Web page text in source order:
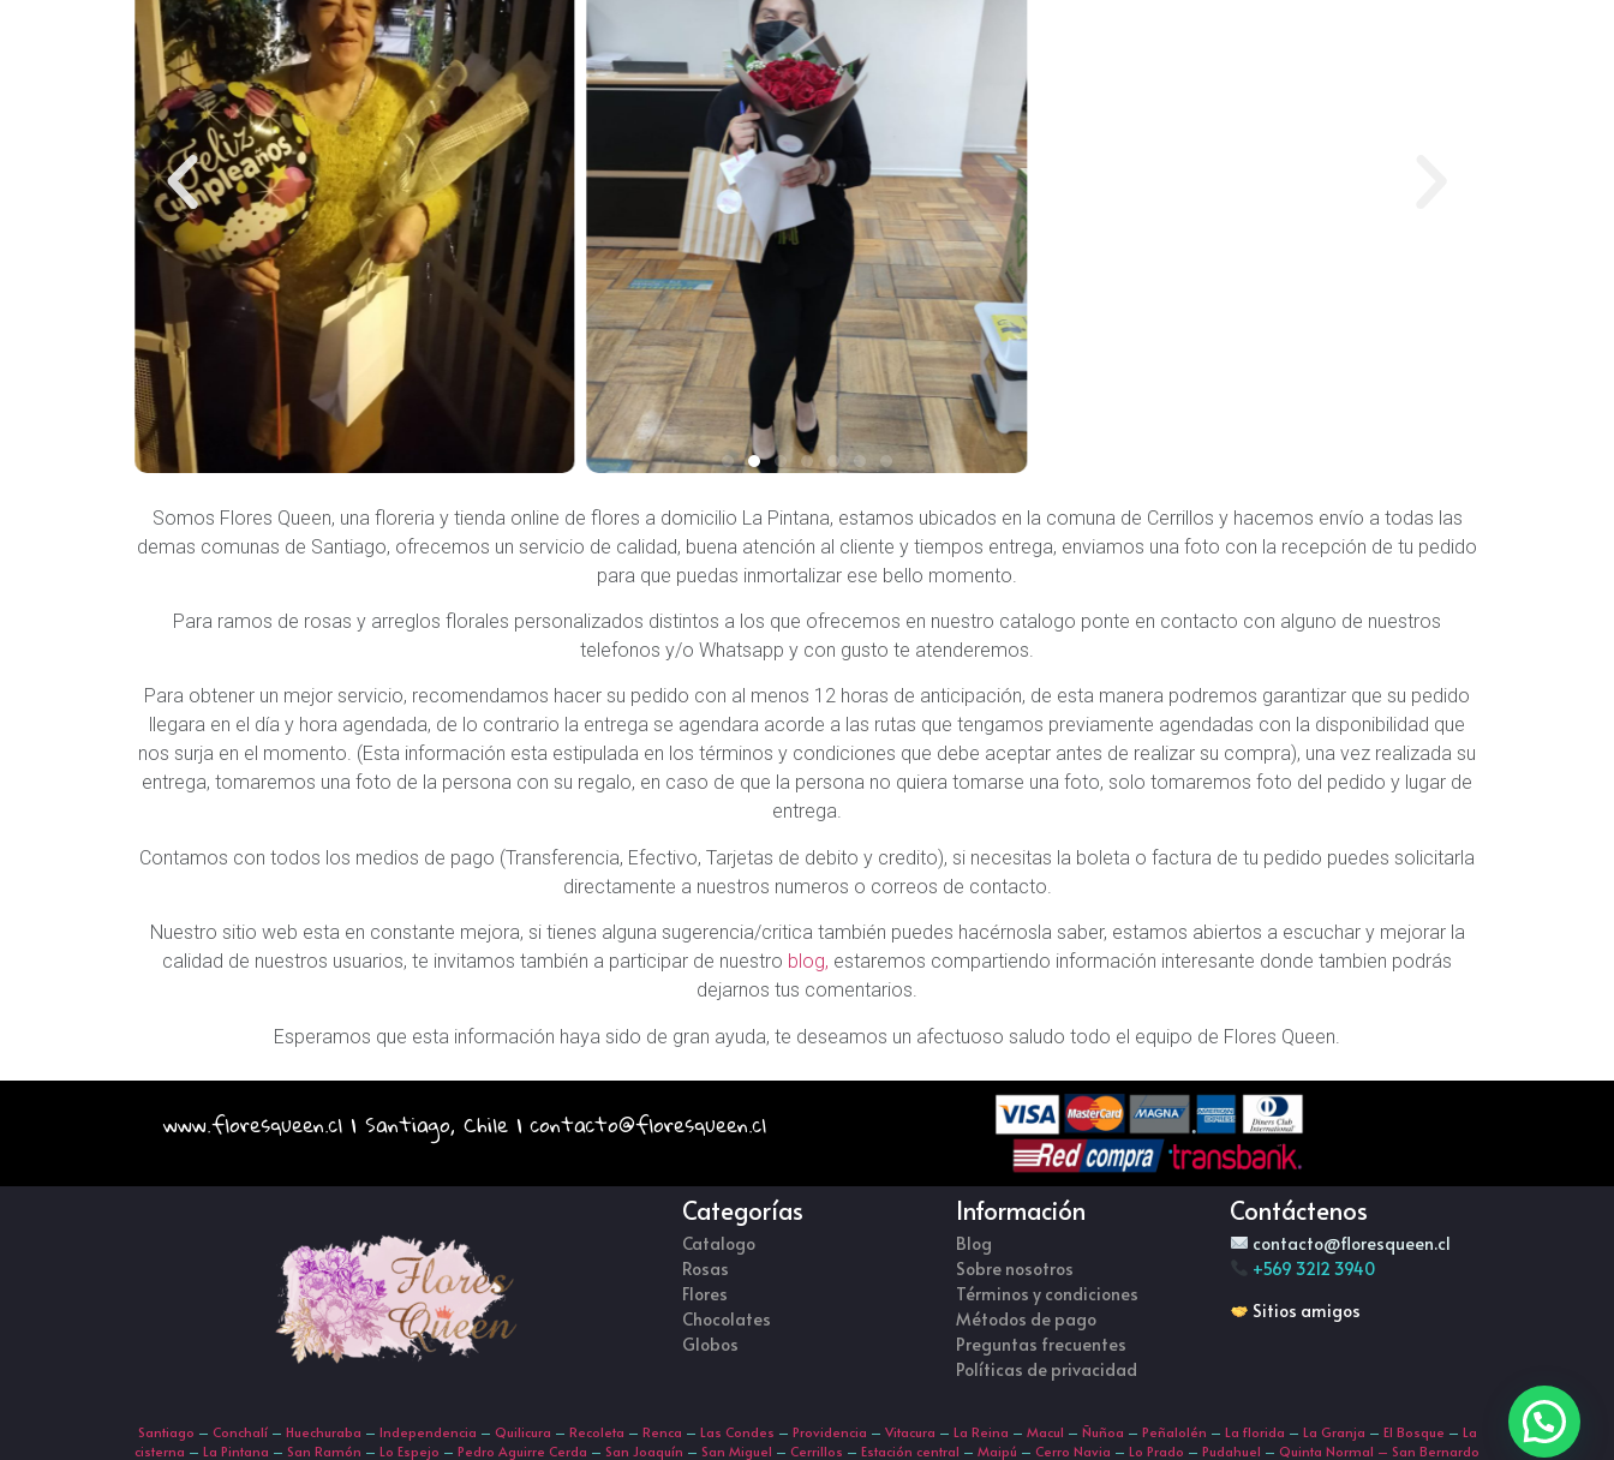
Somos Flores Queen, una floreria y tienda online de flores a domicilio La Pintana, estamos ubicados en la comuna de Cerrillos y hacemos envío a todas las
demas comunas de Santiago, ofrecemos un servicio de calidad, buena atención al cliente y tiempos entrega, enviamos una foto con la recepción de tu pedido
para que puedas inmortalizar ese bello momento.
Para ramos de rosas y arreglos florales personalizados distintos a los que ofrecemos en nuestro catalogo ponte en contacto con alguno de nuestros
telefonos y/o Whatsapp y con gusto te atenderemos.
Para obtener un mejor servicio, recomendamos hacer su pedido con al menos 12 horas de anticipación, de esta manera podremos garantizar que su pedido
llegara en el día y hora agendada, de lo contrario la entrega se agendara acorde a las rutas que tengamos previamente agendadas con la disponibilidad que
nos surja en el momento. (Esta información esta estipulada en los términos y condiciones que debe aceptar antes de realizar su compra), una vez realizada su
entrega, tomaremos una foto de la persona con su regalo, en caso de que la persona no quiera tomarse una foto, solo tomaremos foto del pedido y lugar de
entrega.
Contamos con todos los medios de pago (Transferencia, Efectivo, Tarjetas de debito y credito), si necesitas la boleta o factura de tu pedido puedes solicitarla
directamente a nuestros numeros o correos de contacto.
Nuestro sitio web esta en constante mejora, si tienes alguna sugerencia/critica también puedes hacérnosla saber, estamos abiertos a escuchar y mejorar la
calidad de nuestros usuarios, te invitamos también a participar de nuestro blog, estaremos compartiendo información interesante donde tambien podrás
dejarnos tus comentarios.
Esperamos que esta información haya sido de gran ayuda, te deseamos un afectuoso saludo todo el equipo de Flores Queen.
www.floresqueen.cl | Santiago, Chile | contacto@floresqueen.cl
Categorías
Catalogo
Rosas
Flores
Chocolates
Globos
Información
Blog
Sobre nosotros
Términos y condiciones
Métodos de pago
Preguntas frecuentes
Políticas de privacidad
Contáctenos
contacto@floresqueen.cl
+569 3212 3940
Sitios amigos
Santiago – Conchalí– Huechuraba – Independencia – Quilicura – Recoleta – Renca – Las Condes – Providencia – Vitacura – La Reina – Macul – Ñuñoa – Peñalolén – La florida – La Granja – El Bosque – La
cisterna – La Pintana – San Ramón – Lo Espejo – Pedro Aguirre Cerda – San Joaquín – San Miguel – Cerrillos – Estación central – Maipú – Cerro Navia – Lo Prado – Pudahuel – Quinta Normal – San Bernardo
Envíanos un Whatsapp directo!